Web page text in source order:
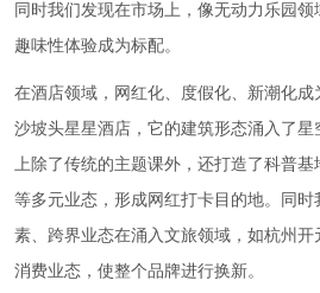
同时我们发现在市场上，像无动力乐园领
趣味性体验成为标配。
在酒店领域，网红化、度假化、新潮化
沙坡头星星酒店，它的建筑形态涌入了
上除了传统的主题课外，还打造了科普
等多元业态，形成网红打卡目的地。同
素、跨界业态在涌入文旅领域，如杭州
消费业态，使整个品牌进行换新。